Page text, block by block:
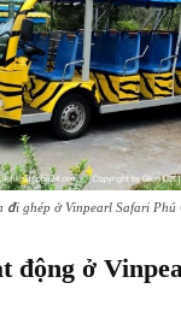
đi ghép ở Vinpearl Safari Phú
động ở